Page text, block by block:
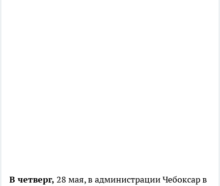
В четверг, 28 мая, в администрации Чебоксар в